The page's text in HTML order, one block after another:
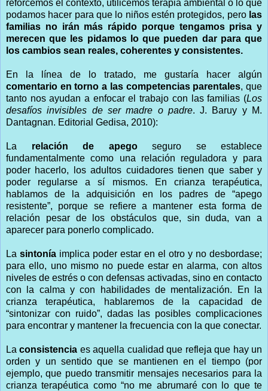
reforcemos el contexto, utilicemos terapia ambiental o lo que
podamos hacer para que lo niños estén protegidos, pero las
familias no irán más rápido porque tengamos prisa y
merecen que les pidamos lo que pueden dar para que
los cambios sean reales, coherentes y consistentes.
En la línea de lo tratado, me gustaría hacer algún
comentario en torno a las competencias parentales, que
tanto nos ayudan a enfocar el trabajo con las familias (Los
desafíos invisibles de ser madre o padre. J. Baruy y M.
Dantagnan. Editorial Gedisa, 2010):
La relación de apegoseguro se establece
fundamentalmente como una relación reguladora y para
poder hacerlo, los adultos cuidadores tienen que saber y
poder regularse a sí mismos. En crianza terapéutica,
hablamos de la adquisición en los padres de “apego
resistente”, porque se refiere a mantener esta forma de
relación pesar de los obstáculos que, sin duda, van a
aparecer para ponerlo complicado.
La sintonía implica poder estar en el otro y no desbordase;
para ello, uno mismo no puede estar en alarma, con altos
niveles de estrés o con defensas activadas, sino en contacto
con la calma y con habilidades de mentalización. En la
crianza terapéutica, hablaremos de la capacidad de
“sintonizar con ruido”, dadas las posibles complicaciones
para encontrar y mantener la frecuencia con la que conectar.
Laconsistencia es aquella cualidad que refleja que hay un
orden y un sentido que se mantienen en el tiempo (por
ejemplo, que puedo transmitir mensajes necesarios para la
crianza terapéutica como “no me abrumaré con lo que te